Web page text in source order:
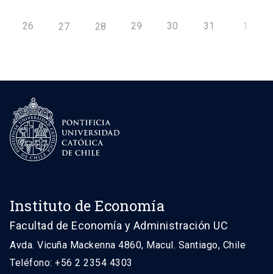
26 27 28 29 30 31 1
Instituto de Economía
Facultad de Economía y Administración UC
Avda. Vicuña Mackenna 4860, Macul. Santiago, Chile
Teléfono: +56 2 2354 4303